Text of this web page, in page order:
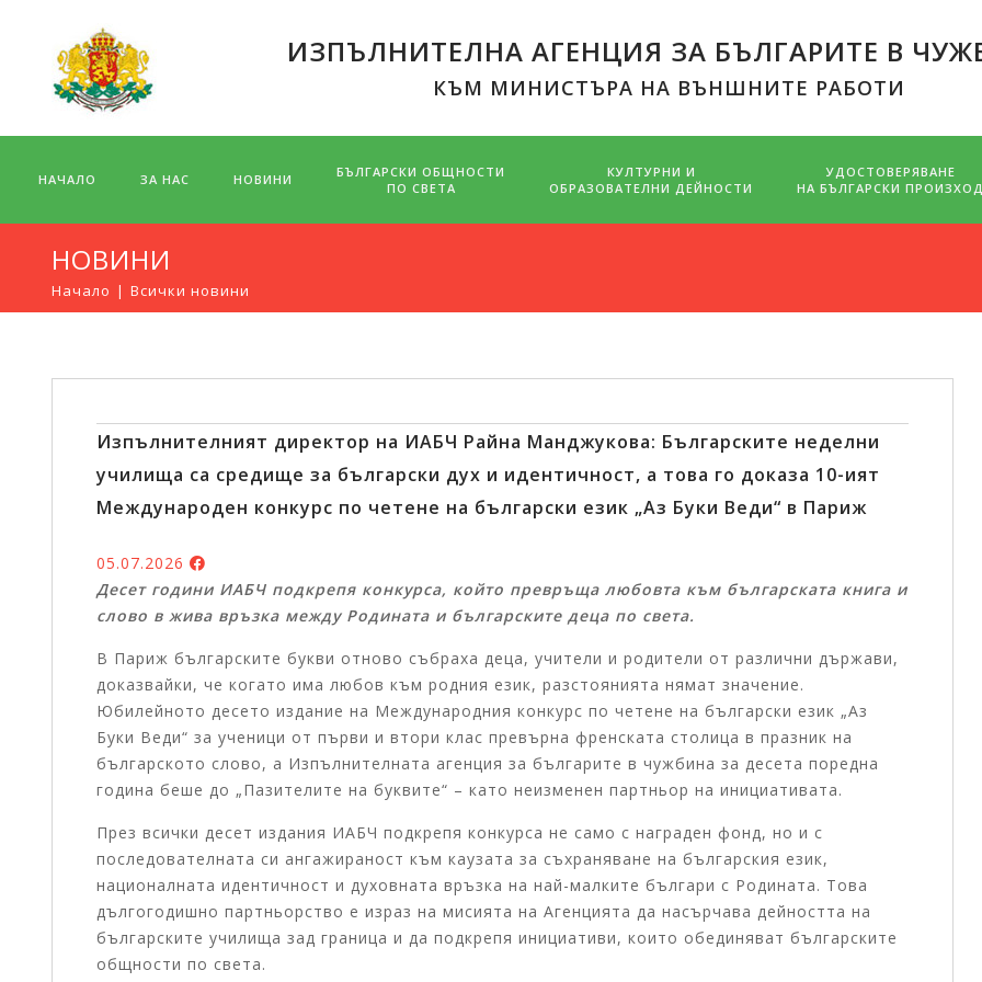
ИЗПЪЛНИТЕЛНА АГЕНЦИЯ ЗА БЪЛГАРИТЕ В
КЪМ МИНИСТЪРА НА ВЪНШНИТЕ РАБОТИ
НАЧАЛО ЗА НАС НОВИНИ
БЪЛГАРСКИ ОБЩНОСТИ
ПО СВЕТА
КУЛТУРНИ И
ОБРАЗОВАТЕЛНИ ДЕЙНОСТИ
УДОСТОВЕРЯВАНЕ
НА БЪЛГАРСКИ ПРОИЗХОД
НОВИНИ
Начало Всички новини
Изпълнителният директор на ИАБЧ Райна Манджукова: Българските неделни
училища са средище за български дух и идентичност, а това го доказа 10-ият
Международен конкурс по четене на български език „Аз Буки Веди“ в Париж
05.07.2026
Десет години ИАБЧ подкрепя конкурса, който превръща любовта към българската книга и
слово в жива връзка между Родината и българските деца по света.
В Париж българските букви отново събраха деца, учители и родители от различни държави,
доказвайки, че когато има любов към родния език, разстоянията нямат значение.
Юбилейното десето издание на Международния конкурс по четене на български език „Аз
Буки Веди“ за ученици от първи и втори клас превърна френската столица в празник на
българското слово, а Изпълнителната агенция за българите в чужбина за десета поредна
година беше до „Пазителите на буквите“ – като неизменен партньор на инициативата.
През всички десет издания ИАБЧ подкрепя конкурса не само с награден фонд, но и с
последователната си ангажираност към каузата за съхраняване на българския език,
националната идентичност и духовната връзка на най-малките българи с Родината. Това
дългогодишно партньорство е израз на мисията на Агенцията да насърчава дейността на
българските училища зад граница и да подкрепя инициативи, които обединяват българските
общности по света.
06.08.2026
Изпълнителната агенция за
българите в чужбина ще събере в
София талантливи български деца от
цял свят
Първите отличени участници вече пристигнаха в
България за церемонията На 7 август 2026 г. от
11:00 часа в Националния дворец на децата щ...